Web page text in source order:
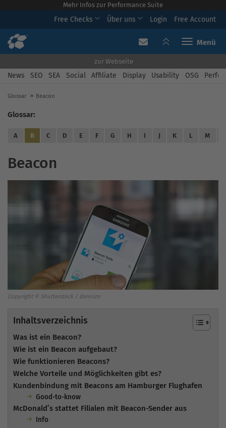
Mehr Infos zur Performance Suite
Free Checks Über uns Login Free Account
Toggle
zur Webseite
News SEO SEA Social Affiliate Display Usability OSG
Glossar Beacon
Glossar:
A B C D E F G H I J K L M
Beacon
Copyright © Shutterstock / dennizn
Inhaltsverzeichnis
Was ist ein Beacon?
Wie ist ein Beacon aufgebaut?
Wie funktionieren Beacons?
Welche Vorteile und Möglichkeiten gibt es?
Kundenbindung mit Beacons am Hamburger Flughafen
Good-to-know
McDonald’s stattet Filialen mit Beacon-Sender aus
Info